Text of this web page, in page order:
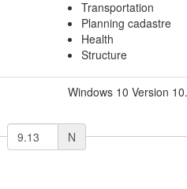
Transportation
Planning cadastre
Health
Structure
Windows 10 Version
N